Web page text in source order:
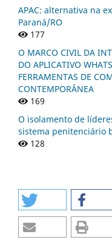
APAC: alternativa na
Paraná/RO
177
O MARCO CIVIL DA
DO APLICATIVO
FERRAMENTAS DE
CONTEMPORÂNEA
169
O isolamento de
sistema penitenciário
128